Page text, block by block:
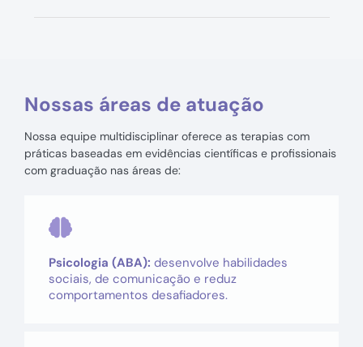
Nossas áreas de atuação
Nossa equipe multidisciplinar oferece as terapias com
práticas baseadas em evidências científicas e profissionais
com graduação nas áreas de:​
Psicologia (ABA): desenvolve habilidades
sociais, de comunicação e reduz
comportamentos desafiadores.